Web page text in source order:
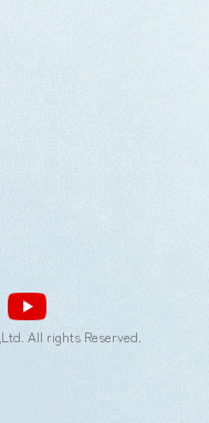
All rights Reserved.